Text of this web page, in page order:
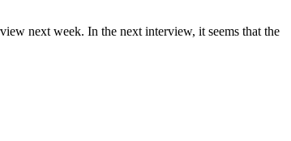
next week. In the next interview, it seems that the